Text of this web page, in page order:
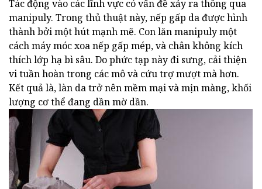
Tác động vào các lĩnh vực có vấn đề xảy ra thông qua
manipuly. Trong thủ thuật này, nếp gấp da được hình
thành bởi một hút mạnh mẽ. Con lăn manipuly một
cách máy móc xoa nếp gấp mép, và chân không kích
thích lớp hạ bì sâu. Do phức tạp này đi sưng, cải thiện
vi tuần hoàn trong các mô và cứu trợ mượt mà hơn.
Kết quả là, làn da trở nên mềm mại và mịn màng, khối
lượng cơ thể đang dần mờ dần.